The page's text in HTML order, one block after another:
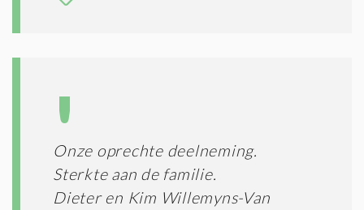
Onze oprechte deelneming.
Sterkte aan de familie.
Dieter en Kim Willemyns-Van